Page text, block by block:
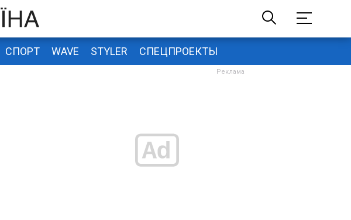
СПОРТ WAVE STYLER СПЕЦПРОЕКТЫ